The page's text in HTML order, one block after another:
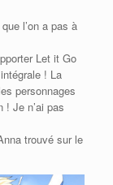
l’on a pas à
Let it Go
! La
personnages
! Je n’ai pas
trouvé sur le